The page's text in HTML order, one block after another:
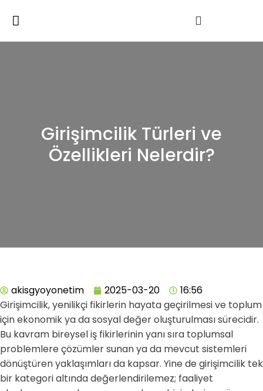
Girişimcilik Türleri ve
Özellikleri Nelerdir?
akisgyoyonetim 2025-03-20
16:56
Girişimcilik, yenilikçi fikirlerin hayata geçirilmesi ve toplum
için ekonomik ya da sosyal değer oluşturulması sürecidir.
Bu kavram bireysel iş fikirlerinin yanı sıra toplumsal
problemlere çözümler sunan ya da mevcut sistemleri
dönüştüren yaklaşımları da kapsar. Yine de girişimcilik tek
bir kategori altında değerlendirilemez; faaliyet